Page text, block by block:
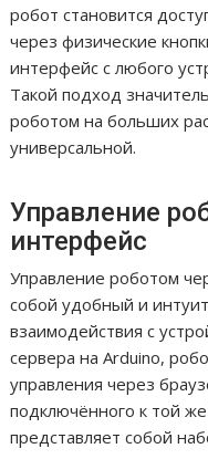
робот становится
через физические
интерфейс с любого
Такой подход
роботом на больших
универсальной.
Управление
интерфейс
Управление роботом
собой удобный и
взаимодействия с
сервера на Arduino,
управления через
подключённого к той
представляет собой